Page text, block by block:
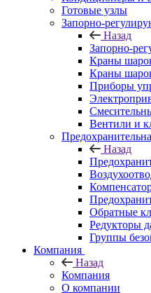
Готовые узлы
Запорно-
Назад
Запорно-
Краны
Краны
Приборы
Вентили и
Назад
Обратные
Редукторы
Группы
Компания
Назад
Компания
О компании